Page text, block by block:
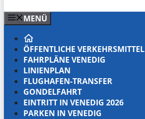
MENÜ
ÖFFENTLICHE VERKEHRSMITTEL
FAHRPLÄNE VENEDIG
LINIENPLAN
FLUGHAFEN-TRANSFER
GONDELFAHRT
EINTRITT IN VENEDIG 2026
PARKEN IN VENEDIG